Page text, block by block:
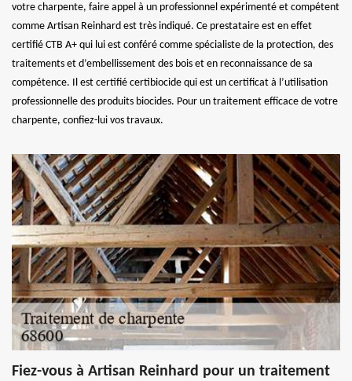
votre charpente, faire appel à un professionnel expérimenté et compétent
comme Artisan Reinhard est très indiqué. Ce prestataire est en effet
certifié CTB A+ qui lui est conféré comme spécialiste de la protection, des
traitements et d’embellissement des bois et en reconnaissance de sa
compétence. Il est certifié certibiocide qui est un certificat à l’utilisation
professionnelle des produits biocides. Pour un traitement efficace de votre
charpente, confiez-lui vos travaux.
Fiez-vous à Artisan Reinhard pour un traitement